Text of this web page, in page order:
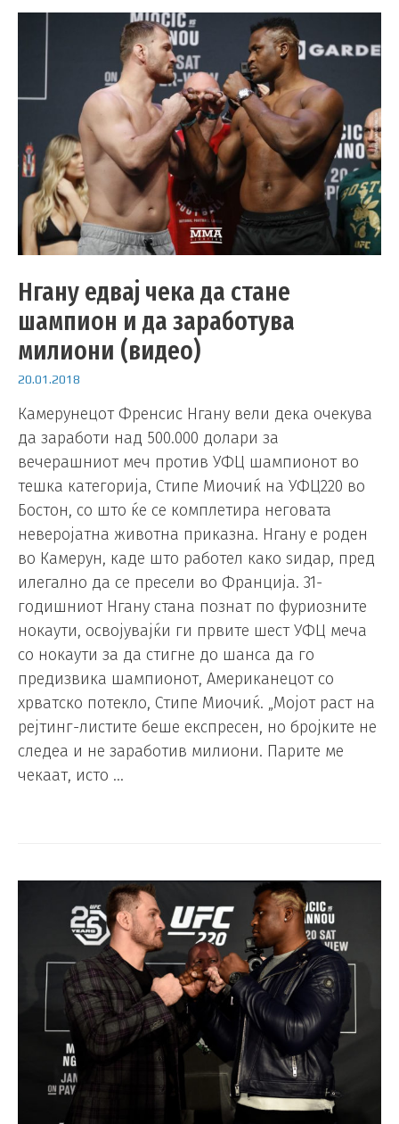
Нгану едвај чека да стане
шампион и да заработува
милиони (видео)
20.01.2018
Камерунецот Френсис Нгану вели дека очекува
да заработи над 500.000 долари за
вечерашниот меч против УФЦ шампионот во
тешка категорија, Стипе Миочиќ на УФЦ220 во
Бостон, со што ќе се комплетира неговата
неверојатна животна приказна. Нгану е роден
во Камерун, каде што работел како ѕидар, пред
илегално да се пресели во Франција. 31-
годишниот Нгану стана познат по фуриозните
нокаути, освојувајќи ги првите шест УФЦ меча
со нокаути за да стигне до шанса да го
предизвика шампионот, Американецот со
хрватско потекло, Стипе Миочиќ. „Мојот раст на
рејтинг-листите беше експресен, но бројките не
следеа и не заработив милиони. Парите ме
чекаат, исто …